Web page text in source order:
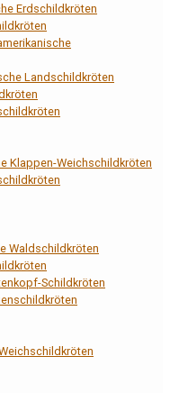
Erdschildkröten
Landschildkröten
Klappen-Weichschildkröten
Waldschildkröten
Schildkröten